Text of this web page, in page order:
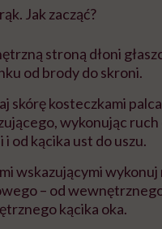
Jak zacząć?
stroną dłoni
od brody do skroni.
skórę kosteczkami
wykonując
i od kącika ust do uszu.
wskazującymi wykonuj
– od
kącika oka.